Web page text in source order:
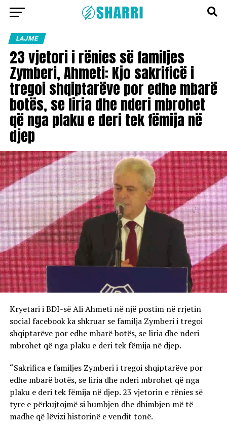
LAJME
23 vjetori i rënies së familjes
Zymberi, Ahmeti: Kjo sakrificë i
tregoi shqiptarëve por edhe mbarë
botës, se liria dhe nderi mbrohet
që nga plaku e deri tek fëmija në
djep
Kryetari i BDI-së Ali Ahmeti në një postim në rrjetin
social facebook ka shkruar se familja Zymberi i tregoi
shqiptarëve por edhe mbarë botës, se liria dhe nderi
mbrohet që nga plaku e deri tek fëmija në djep.
“Sakrifica e familjes Zymberi i tregoi shqiptarëve por
edhe mbarë botës, se liria dhe nderi mbrohet që nga
plaku e deri tek fëmija në djep. 23 vjetorin e rënies së
tyre e përkujtojmë si humbjen dhe dhimbjen më të
madhe që lëvizi historinë e vendit tonë.